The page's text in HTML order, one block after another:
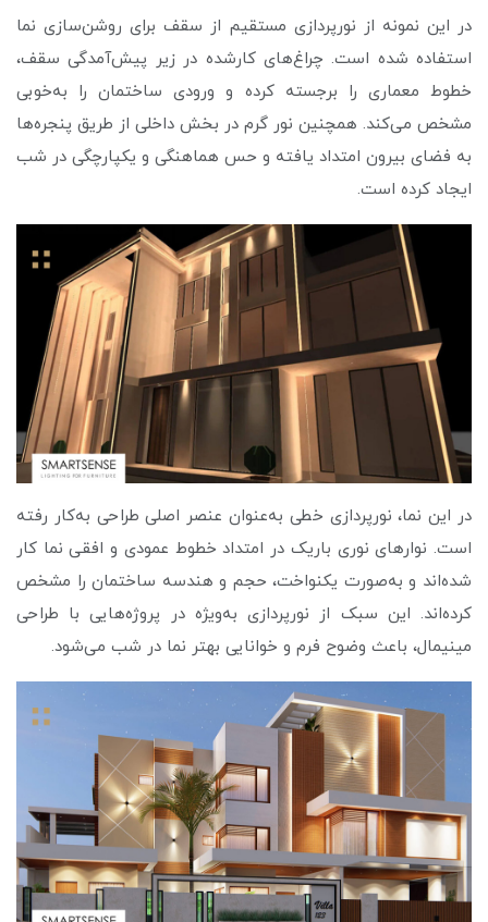
در این نمونه از نورپردازی مستقیم از سقف برای روشن‌سازی نما
استفاده شده است. چراغ‌های کارشده در زیر پیش‌آمدگی سقف،
خطوط معماری را برجسته کرده و ورودی ساختمان را به‌خوبی
مشخص می‌کند. همچنین نور گرم در بخش داخلی از طریق پنجره‌ها
به فضای بیرون امتداد یافته و حس هماهنگی و یکپارچگی در شب
ایجاد کرده است.
در این نما، نورپردازی خطی به‌عنوان عنصر اصلی طراحی به‌کار رفته
است. نوارهای نوری باریک در امتداد خطوط عمودی و افقی نما کار
شده‌اند و به‌صورت یکنواخت، حجم و هندسه ساختمان را مشخص
کرده‌اند. این سبک از نورپردازی به‌ویژه در پروژه‌هایی با طراحی
مینیمال، باعث وضوح فرم و خوانایی بهتر نما در شب می‌شود.